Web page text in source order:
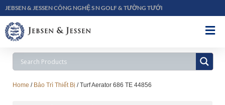
JEBSEN & JESSEN CÔNG NGHỆ S N GOLF & TƯỜNG TƯỚI
Home / Bảo Trì Thiết Bị / Turf Aerator 686 TE 44856